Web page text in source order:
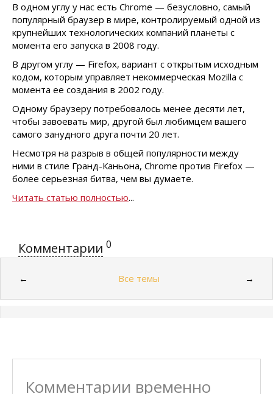
В одном углу у нас есть Chrome — безусловно, самый
популярный браузер в мире, контролируемый одной из
крупнейших технологических компаний планеты с
момента его запуска в 2008 году.
В другом углу — Firefox, вариант с открытым исходным
кодом, которым управляет некоммерческая Mozilla с
момента ее создания в 2002 году.
Одному браузеру потребовалось менее десяти лет,
чтобы завоевать мир, другой был любимцем вашего
самого занудного друга почти 20 лет.
Несмотря на разрыв в общей популярности между
ними в стиле Гранд-Каньона, Chrome против Firefox —
более серьезная битва, чем вы думаете.
Читать статью полностью...
Комментарии 0
← Все темы →
Комментарии временно